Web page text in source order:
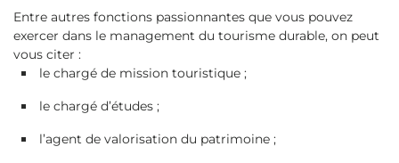
Entre autres fonctions passionnantes que vous pouvez
exercer dans le management du tourisme durable, on peut
vous citer :
le chargé de mission touristique ;
le chargé d’études ;
l’agent de valorisation du patrimoine ;